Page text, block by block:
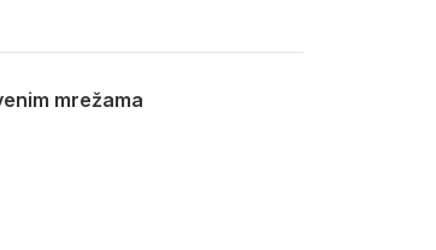
mrežama